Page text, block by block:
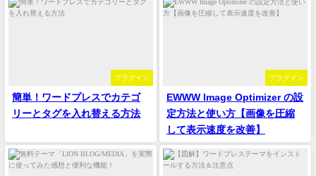
プラグイン
簡単！ワードプレスでカテゴ
リーとタグを入れ替える方法
プラグイン
EWWW Image Optimizer の設
定方法と使い方【画像を圧縮
して表示速度を改善】